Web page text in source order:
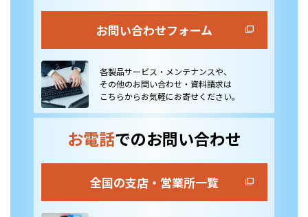
お問い合わせフォーム
各製品サービス・メンテナンスや、
その他のお問い合わせ・資料請求は
こちらからお気軽にお寄せください。
お電話でのお問い合わせ
全国の支店・営業所一覧